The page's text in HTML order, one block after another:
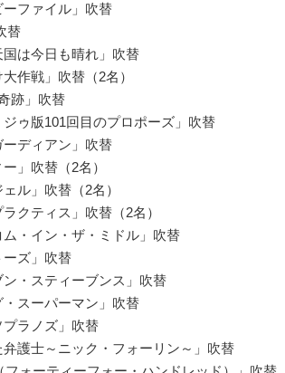
ファイル」吹替
替
は今日も晴れ」吹替
作戦」吹替（2名）
跡」吹替
ゥ版101回目のプロポーズ」吹替
ディアン」吹替
」吹替（2名）
ル」吹替（2名）
クティス」吹替（2名）
・イン・ザ・ミドル」吹替
ズ」吹替
・スティーブンス」吹替
スーパーマン」吹替
ラノズ」吹替
護士～ニック・フォーリン～」吹替